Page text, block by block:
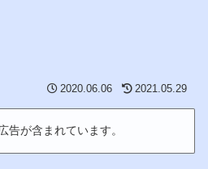
2020.06.06 2021.05.29
告が含まれています。